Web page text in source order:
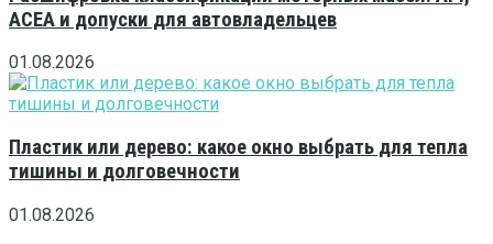
ACEA и допуски для автовладельцев
01.08.2026
Пластик или дерево: какое окно выбрать для тепла
тишины и долговечности
01.08.2026